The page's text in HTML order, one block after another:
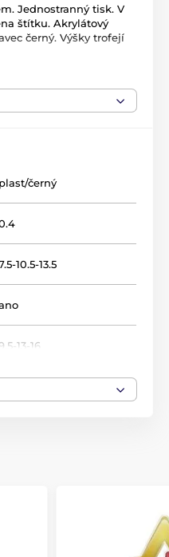
Jednostranný tisk. V
štítku. Akrylátový
černý. Výšky trofejí
plast/černý
10.5-13.5
13-16